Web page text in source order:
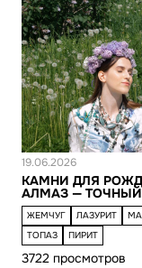
Новость
19.06.2026
КАМНИ ДЛЯ
АЛМАЗ — ТОЧНЫЙ
ЖЕМЧУГ ЛАЗУРИТ
ТОПАЗ
ПИРИТ
3722 просмотров